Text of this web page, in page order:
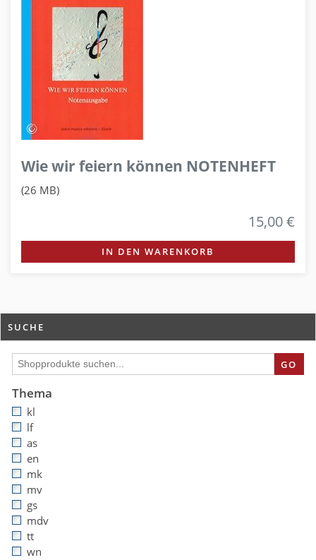
Wie wir feiern können NOTENHEFT
(26 MB)
15,00 €
IN DEN WARENKORB
SUCHE
GO
Thema
kl
lf
as
en
mk
mv
gs
mdv
tt
wn